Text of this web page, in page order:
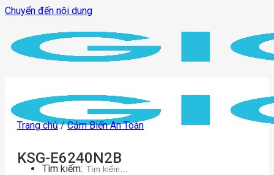
Chuyển đến nội dung
Tìm kiếm:
Trang chủ / Cảm Biến An Toàn
KSG-E6240N2B